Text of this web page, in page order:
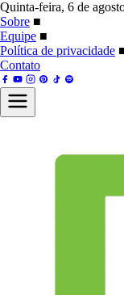
Quinta-feira, 6 de
Sobre ■
Equipe ■
Política de privacidade
Contato